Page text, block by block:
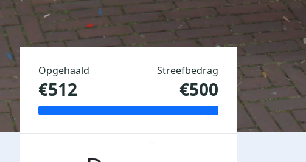
Opgehaald
€512
Streefbedrag
€500